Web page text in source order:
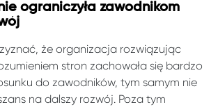
ograniczyła zawodnikom
że organizacja rozwiązując
stron zachowała się bardzo
do zawodników, tym samym nie
na dalszy rozwój. Poza tym